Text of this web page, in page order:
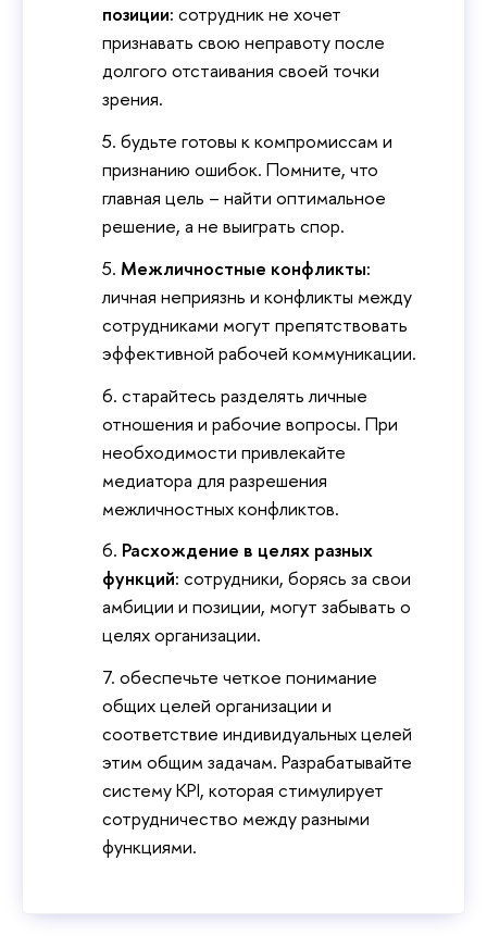
позиции: сотрудник не хочет
признавать свою неправоту после
долгого отстаивания своей точки
зрения.
будьте готовы к компромиссам и
признанию ошибок. Помните, что
главная цель – найти оптимальное
решение, а не выиграть спор.
Межличностные конфликты:
личная неприязнь и конфликты между
сотрудниками могут препятствовать
эффективной рабочей коммуникации.
старайтесь разделять личные
отношения и рабочие вопросы. При
необходимости привлекайте
медиатора для разрешения
межличностных конфликтов.
Расхождение в целях разных
функций: сотрудники, борясь за свои
амбиции и позиции, могут забывать о
целях организации.
обеспечьте четкое понимание
общих целей организации и
соответствие индивидуальных целей
этим общим задачам. Разрабатывайте
систему KPI, которая стимулирует
сотрудничество между разными
функциями.